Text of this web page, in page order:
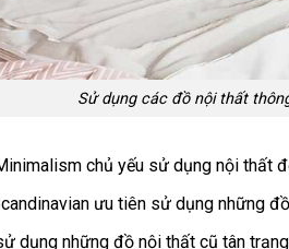
Sử dụng các đồ nội thất
chủ yếu sử dụng nội thất
ưu tiên sử dụng những
dụng những đồ nội thất cũ tân